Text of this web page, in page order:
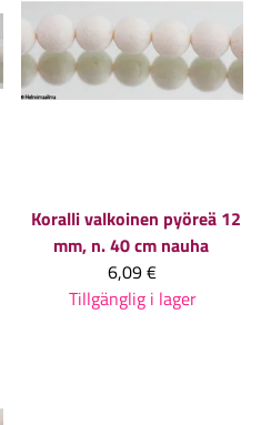
Koralli valkoinen pyöreä 12
mm, n. 40 cm nauha
6,09 €
Tillgänglig i lager